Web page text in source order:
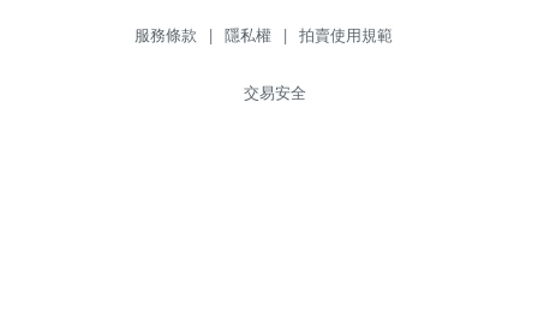
服務條款 | 隱私權 | 拍賣使用規範
交易安全